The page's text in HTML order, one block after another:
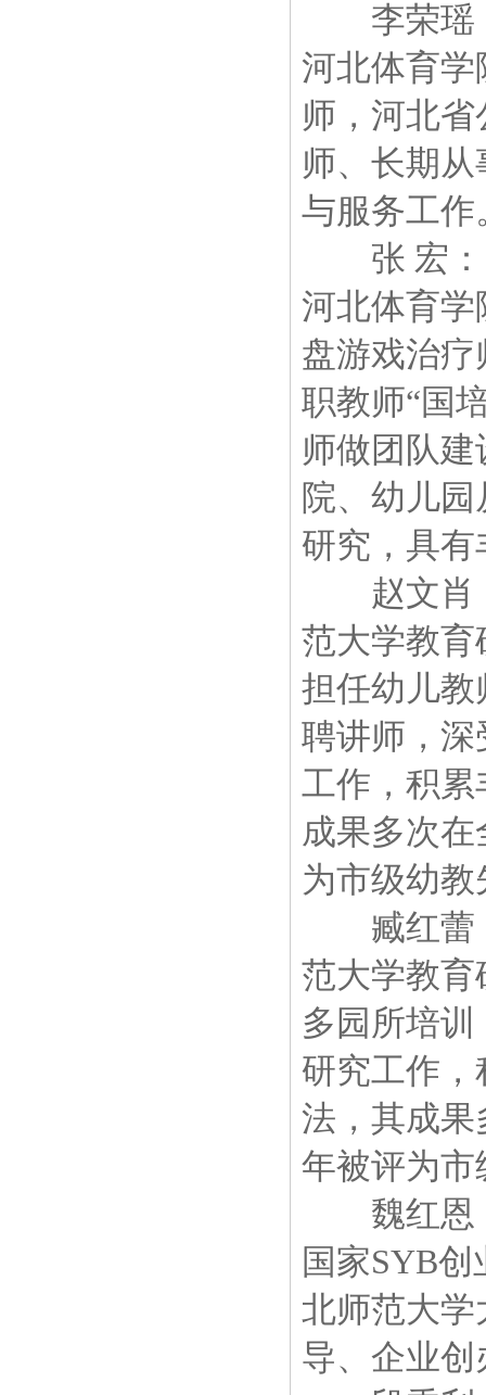
李荣瑶：
河北体育
师，河北
师、长期
与服务工作
张 宏：
河北体育
盘游戏治疗
职教师“国
师做团队
院、幼儿
研究，具
赵文肖：
范大学教育
担任幼儿教
聘讲师，
工作，积累
成果多次
为市级幼
臧红蕾：
范大学教育
多园所培
研究工作
法，其成
年被评为市
魏红恩：
国家SYB
北师范大学
导、企业